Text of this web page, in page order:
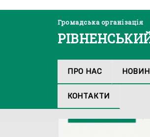
Громадська організація
ПРО НАС
КОНТАКТИ